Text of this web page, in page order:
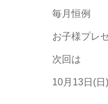
毎月恒例
お子様プレ
次回は
10月13日(